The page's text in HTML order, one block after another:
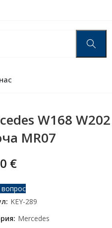
W168
MR07
€
KEY-289
Mercedes